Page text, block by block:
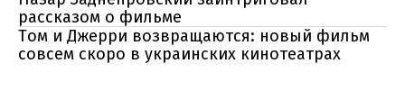
рассказом о фильме
Том и Джерри возвращаются: новый фильм
совсем скоро в украинских кинотеатрах